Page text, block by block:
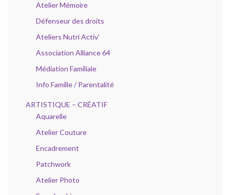
Atelier Mémoire
Défenseur des droits
Ateliers Nutri Activ’
Association Alliance 64
Médiation Familiale
Info Famille / Parentalité
ARTISTIQUE – CRÉATIF
Aquarelle
Atelier Couture
Encadrement
Patchwork
Atelier Photo